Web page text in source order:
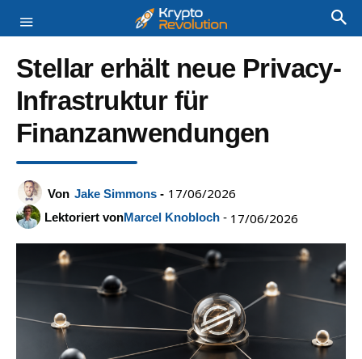
Stellar erhält neue Privacy-
Infrastruktur für
Finanzanwendungen
Von Jake Simmons - 17/06/2026
Lektoriert vonMarcel Knobloch - 17/06/2026